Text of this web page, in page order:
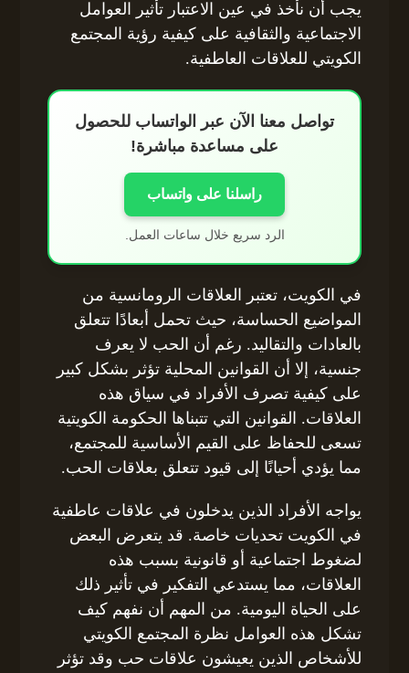
يجب أن نأخذ في عين الاعتبار تأثير العوامل
الاجتماعية والثقافية على كيفية رؤية المجتمع
الكويتي للعلاقات العاطفية.
تواصل معنا الآن عبر الواتساب للحصول
على مساعدة مباشرة!
راسلنا على واتساب
الرد سريع خلال ساعات العمل.
في الكويت، تعتبر العلاقات الرومانسية من
المواضيع الحساسة، حيث تحمل أبعادًا تتعلق
بالعادات والتقاليد. رغم أن الحب لا يعرف
جنسية، إلا أن القوانين المحلية تؤثر بشكل كبير
على كيفية تصرف الأفراد في سياق هذه
العلاقات. القوانين التي تتبناها الحكومة الكويتية
تسعى للحفاظ على القيم الأساسية للمجتمع،
مما يؤدي أحيانًا إلى قيود تتعلق بعلاقات الحب.
يواجه الأفراد الذين يدخلون في علاقات عاطفية
في الكويت تحديات خاصة. قد يتعرض البعض
لضغوط اجتماعية أو قانونية بسبب هذه
العلاقات، مما يستدعي التفكير في تأثير ذلك
على الحياة اليومية. من المهم أن نفهم كيف
تشكل هذه العوامل نظرة المجتمع الكويتي
للأشخاص الذين يعيشون علاقات حب وقد تؤثر